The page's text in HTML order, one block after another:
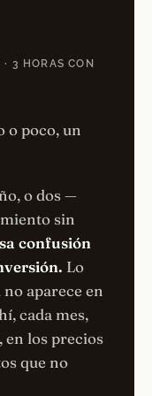
· 3 HORAS CON
o poco, un
o dos —
sin
confusión
Lo
aparece en
cada mes,
en los precios
que no